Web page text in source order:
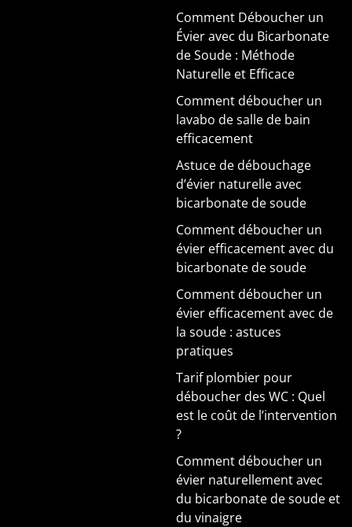
Comment Déboucher un
Évier avec du Bicarbonate
de Soude : Méthode
Naturelle et Efficace
Comment déboucher un
lavabo de salle de bain
efficacement
Astuce de débouchage
d’évier naturelle avec
bicarbonate de soude
Comment déboucher un
évier efficacement avec du
bicarbonate de soude
Comment déboucher un
évier efficacement avec de
la soude : astuces
pratiques
Tarif plombier pour
déboucher des WC : Quel
est le coût de l’intervention
?
Comment déboucher un
évier naturellement avec
du bicarbonate de soude et
du vinaigre